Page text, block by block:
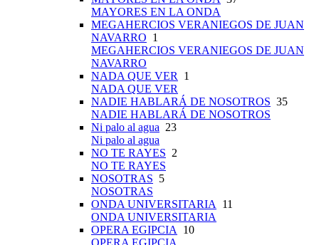
MAYORES EN LA ONDA
MEGAHERCIOS VERANIEGOS DE JUAN
NAVARRO 1
MEGAHERCIOS VERANIEGOS DE JUAN
NAVARRO
NADA QUE VER
1
NADA QUE VER
NADIE HABLARÁ DE NOSOTROS 35
NADIE HABLARÁ DE NOSOTROS
Ni palo al agua 23
Ni palo al agua
NO TE RAYES 2
NO TE RAYES
NOSOTRAS 5
NOSOTRAS
ONDA UNIVERSITARIA
11
ONDA UNIVERSITARIA
OPERA EGIPCIA
10